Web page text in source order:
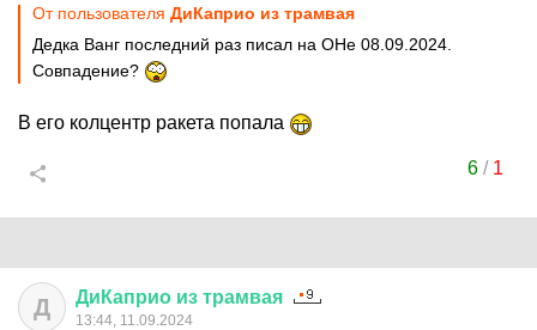
От пользователя ДиКаприо из трамвая
Дедка Ванг последний раз писал на ОНе 08.09.2024.
Совпадение?
В его колцентр ракета попала
6/ 1
Д ДиКаприо из трамвая
13:44, 11.09.2024